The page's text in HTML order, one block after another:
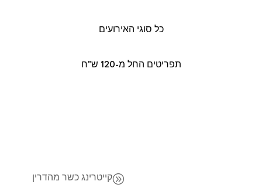
כל סוגי האירועים
תפריטים החל מ-120 ש"ח
Aקייטרינג כשר מהדרין